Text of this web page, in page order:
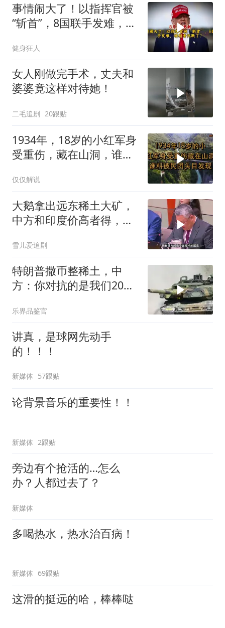
事情闹大了！以指挥官被
“斩首”，8国联手发难，特
健身狂人
女人刚做完手术，丈夫和
婆婆竟这样对待她！
二毛追剧 20跟贴
1934年，18岁的小红军身
受重伤，藏在山洞，谁料
仅仅解说
大鹅拿出远东稀土大矿，
中方和印度价高者得，背
雪儿爱追剧
特朗普撒币整稀土，中
方：你对抗的是我们20年
乐界品鉴官
讲真，是球网先动手
的！！！
新媒体 57跟贴
论背景音乐的重要性！！
新媒体 2跟贴
旁边有个抢活的…怎么
办？人都过去了？
新媒体
多喝热水，热水治百病！
新媒体 69跟贴
这滑的挺远的哈，棒棒哒